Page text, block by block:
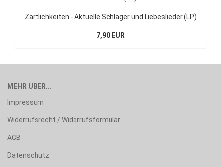
Zärtlichkeiten - Aktuelle Schlager und Liebeslieder (LP)
7,90 EUR
MEHR ÜBER...
Impressum
Widerrufsrecht / Widerrufsformular
AGB
Datenschutz